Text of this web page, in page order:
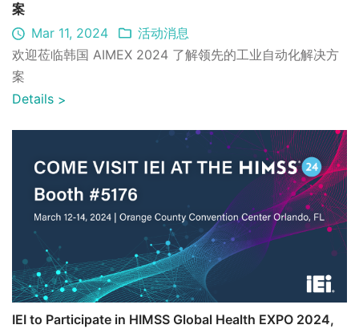
案
Mar 11, 2024
活动消息
欢迎莅临韩国 AIMEX 2024 了解领先的工业自动化解决方
案
Details >
IEI to Participate in HIMSS Global Health EXPO 2024,